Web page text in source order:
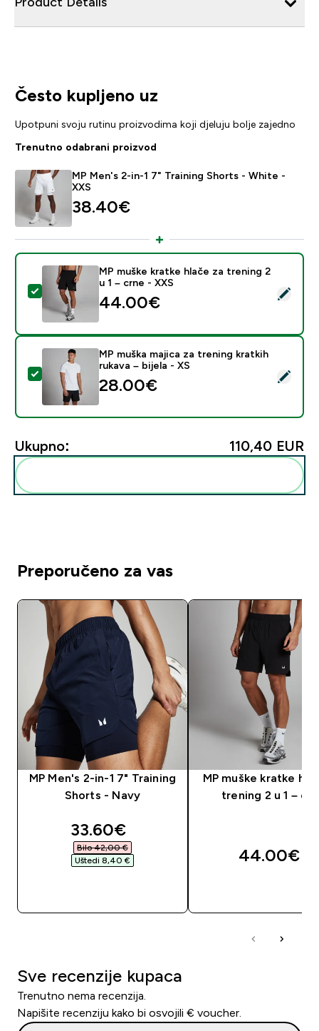
Često kupljeno uz
Upotpuni svoju rutinu proizvodima koji djeluju bolje zajedno
Trenutno odabrani proizvod
MP Men's 2-in-1 7" Training Shorts - White -
XXS
38.40€‎
Odaberi ovaj proizvod - MP muške kratke hlače za
MP muške kratke hlače za trening 2
u 1 – crne - XXS
44.00€‎
Odaberi ovaj proizvod - MP muška majica za trening
MP muška majica za trening kratkih
rukava – bijela - XS
28.00€‎
Ukupno: 110,40 EUR‎
Preporučeno za vas
MP Men's 2-in-1 7" Training
Shorts - Navy
discounted price
33.60€‎
Bilo 42,00 €‎
Uštedi 8,40 €‎
MP muške kratke
trening 2 u 1 –
44.00€‎
Sve recenzije kupaca
Trenutno nema recenzija.
Napišite recenziju kako bi osvojili € voucher.